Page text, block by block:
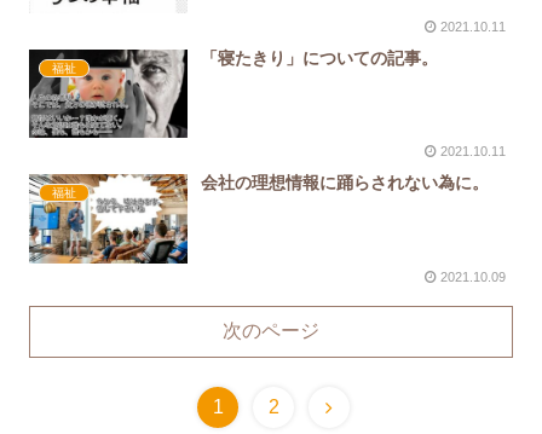
2021.10.11
福祉
「寝たきり」についての記事。
2021.10.11
福祉
会社の理想情報に踊らされない為に。
2021.10.09
次のページ
1 2